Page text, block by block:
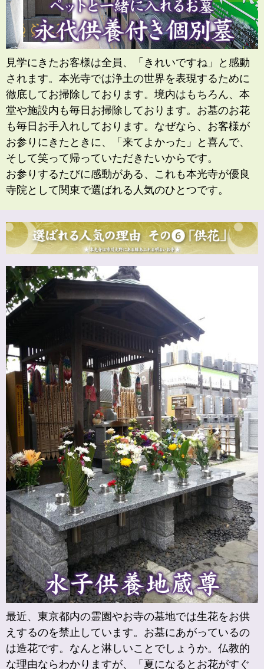
見学にきたお客様は全員、「きれいですね」と感動
されます。本光寺では浄土の世界を表現するために
徹底してお掃除しております。境内はもちろん、本
堂や施設内も毎日お掃除しております。お墓のお花
も毎日お手入れしております。なぜなら、お客様が
お参りにきたときに、「来てよかった」と喜んで、
そして笑って帰っていただきたいからです。
お参りするたびに感動がある、これも本光寺が優良
寺院として関東で選ばれる人気のひとつです。
最近、東京都内の霊園やお寺の墓地では生花をお供
えするのを禁止しています。お墓にあがっているの
は造花です。なんと淋しいことでしょうか。仏教的
な理由ならわかりますが、「夏になるとお花がすぐ